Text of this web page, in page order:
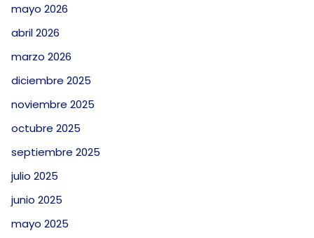
mayo 2026
abril 2026
marzo 2026
diciembre 2025
noviembre 2025
octubre 2025
septiembre 2025
julio 2025
junio 2025
mayo 2025